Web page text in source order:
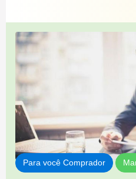
Para você Comprador